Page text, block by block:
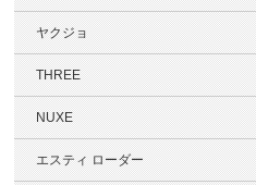
ヤクジョ
THREE
NUXE
エスティ ローダー